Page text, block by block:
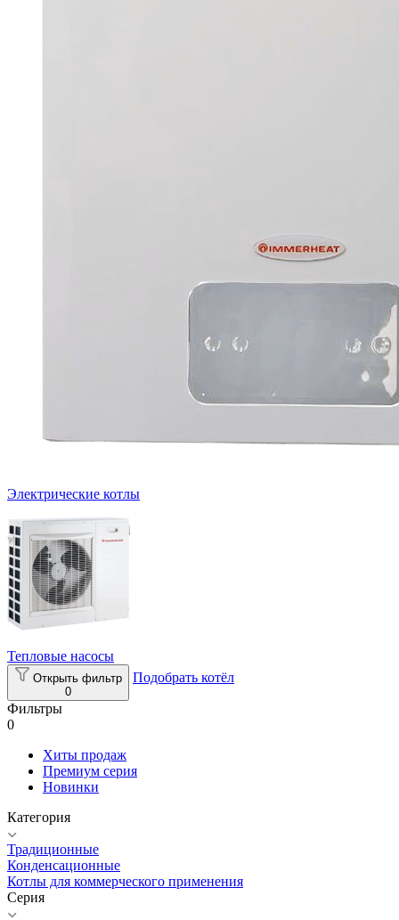
Электрические котлы
Тепловые насосы
Открыть фильтр
0
Подобрать котёл
Фильтры
0
Хиты продаж
Премиум серия
Новинки
Категория
Традиционные
Конденсационные
Котлы для коммерческого применения
Серия